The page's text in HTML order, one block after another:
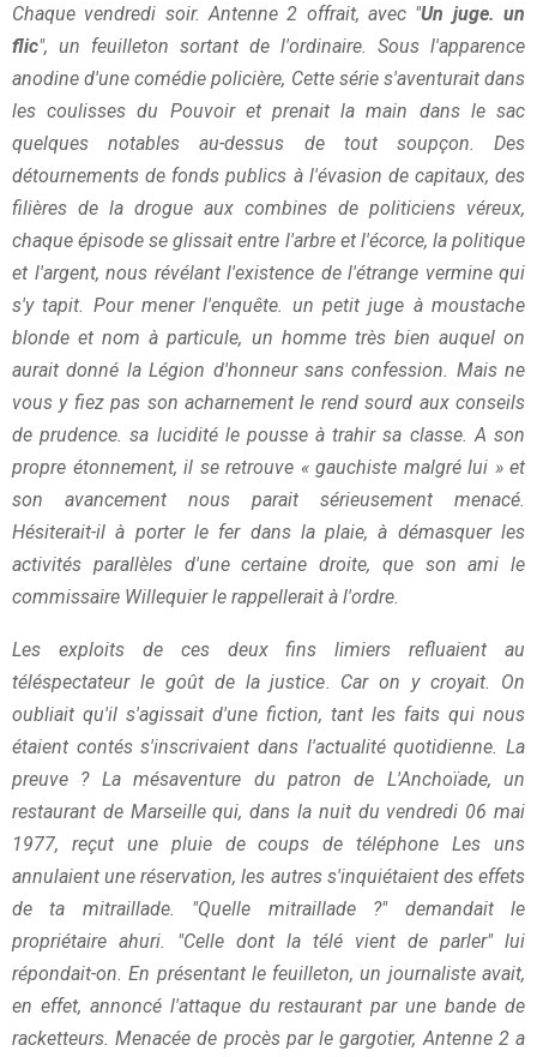
Chaque vendredi soir. Antenne 2 offrait, avec "Un juge. un
flic", un feuilleton sortant de l'ordinaire. Sous l'apparence
anodine d'une comédie policière, Cette série s'aventurait dans
les coulisses du Pouvoir et prenait la main dans le sac
quelques notables au-dessus de tout soupçon. Des
détournements de fonds publics à l'évasion de capitaux, des
filières de la drogue aux combines de politiciens véreux,
chaque épisode se glissait entre l'arbre et l'écorce, la politique
et l'argent, nous révélant l'existence de l'étrange vermine qui
s'y tapit. Pour mener l'enquête. un petit juge à moustache
blonde et nom à particule, un homme très bien auquel on
aurait donné la Légion d'honneur sans confession. Mais ne
vous y fiez pas son acharnement le rend sourd aux conseils
de prudence. sa lucidité le pousse à trahir sa classe. A son
propre étonnement, il se retrouve « gauchiste malgré lui » et
son avancement nous parait sérieusement menacé.
Hésiterait-il à porter le fer dans la plaie, à démasquer les
activités parallèles d'une certaine droite, que son ami le
commissaire Willequier le rappellerait à l'ordre.
Les exploits de ces deux fins limiers refluaient au
téléspectateur le goût de la justice. Car on y croyait. On
oubliait qu'il s'agissait d'une fiction, tant les faits qui nous
étaient contés s'inscrivaient dans l'actualité quotidienne. La
preuve ? La mésaventure du patron de L'Anchoïade, un
restaurant de Marseille qui, dans la nuit du vendredi 06 mai
1977, reçut une pluie de coups de téléphone Les uns
annulaient une réservation, les autres s'inquiétaient des effets
de ta mitraillade. "Quelle mitraillade ?" demandait le
propriétaire ahuri. "Celle dont la télé vient de parler" lui
répondait-on. En présentant le feuilleton, un journaliste avait,
en effet, annoncé l'attaque du restaurant par une bande de
racketteurs. Menacée de procès par le gargotier, Antenne 2 a